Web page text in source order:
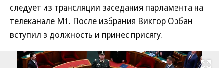
следует из трансляции заседания парламента на
телеканале M1. После избрания Виктор Орбан
вступил в должность и принес присягу.